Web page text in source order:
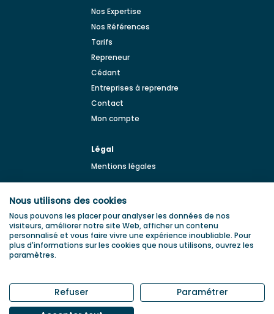
Nos Expertise
Nos Références
Tarifs
Repreneur
Cédant
Entreprises à reprendre
Contact
Mon compte
Légal
Mentions légales
d'entreprise
Nous utilisons des cookies
Nous pouvons les placer pour analyser les données de nos
visiteurs, améliorer notre site Web, afficher un contenu
personnalisé et vous faire vivre une expérience inoubliable. Pour
plus d'informations sur les cookies que nous utilisons, ouvrez les
paramètres.
Refuser
Paramétrer